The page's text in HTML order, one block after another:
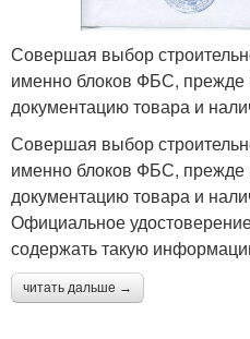
Совершая выбор
именно блоков ФБС, прежде
документацию товара и
Совершая выбор
именно блоков ФБС, прежде
документацию товара и
Официальное
содержать такую
читать дальше →